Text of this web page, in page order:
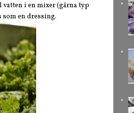
vatten i en mixer (gärna typ
en dressing.